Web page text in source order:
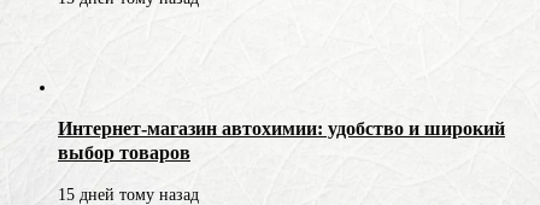
Интернет-магазин автохимии: удобство и широкий
выбор товаров
15 дней тому назад